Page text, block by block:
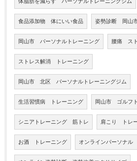
食品添加物 体にいい食品 姿勢診断 岡山
岡山市 パーソナルトレーニング 腰痛 ス
ストレス解消 トレーニング
岡山市 北区 パーソナルトレーニングジム
生活習慣病 トレーニング 岡山市 ゴルフ
シニアトレーニング 筋トレ 肩こり トレ
お酒 トレーニング オンラインパーソナル